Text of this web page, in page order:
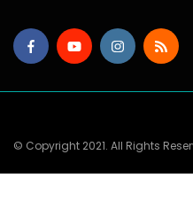
© Copyright 2021. All Rights